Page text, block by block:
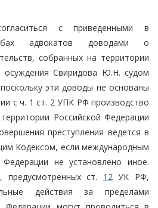
с приведенными в
адвокатов доводами о
собранных на территории
осуждения Свиридова Ю.Н. судом
эти доводы не основаны
с ч. 1 ст. 2 УПК РФ производство
Российской Федерации
преступления ведется в
Кодексом, если международным
не установлено иное.
предусмотренных ст. 12 УК РФ,
действия за пределами